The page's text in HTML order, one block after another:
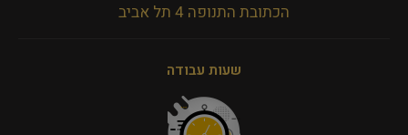
הכתובת התנופה 4 תל אביב
שעות עבודה